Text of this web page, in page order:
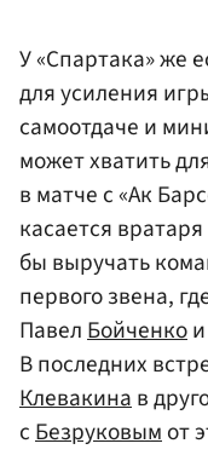
У «Спартака» же
для усиления
самоотдаче и
может хватить
в матче с «Ак
касается
бы выручать
первого звена,
ПавелБойченко
В последних
Клевакинав
сБезруковымот